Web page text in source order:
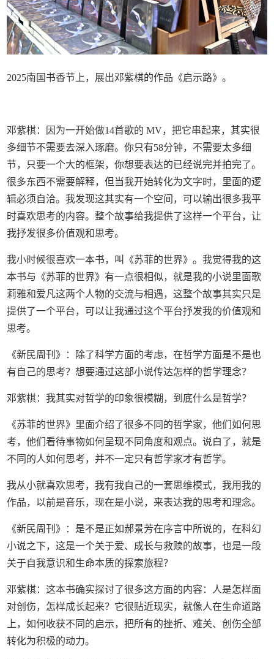
2025南国书香节上，展出邓紫棋的作品《启示路》。
邓紫棋：因为一开始做14首歌的 MV，把它串起来，其实很
多细节不需要去深入琢磨。你只有58分钟，不需要太多细
节，只要一个大的框架，你想要表达的已经说完并拍完了。
很多东西不需要解释，但当我开始转化为文字时，里面的逻
辑必须自洽。我发现这其实有一个空间，可以输出很多我平
时喜欢思考的内容。整个故事给我提供了这样一个平台，让
我抒发很多价值观和思考。
我小时候很喜欢一本书，叫《苏菲的世界》。我觉得我的这
本书与《苏菲的世界》有一点很相似，就是我的小说里面歌
莉雅和爱凡这两个人物的交流与相遇，这整个故事其实只是
提供了一个平台，可以让我通过这个平台抒发我的价值观和
思考。
《新民周刊》：除了科学方面的考虑，在哲学方面是不是也
有自己的思考？想要通过这部小说传达怎样的哲学理念？
邓紫棋：我其实对哲学的印象很模糊，到底什么是哲学？
《苏菲的世界》里面介绍了很多不同的哲学家，他们如何思
考，他们看待事物如何呈现不同角度和观点。说白了，就是
不同的人如何思考，并不一定只有哲学家才有哲学。
我从小就喜欢思考，我有我自己的一套思维模式，我用我的
作品，以前是音乐，现在是小说，来表达我的思考和理念。
《新民周刊》：是不是正如郝景芳在序言中所说的，在科幻
小说之下，这是一个关于爱、成长与救赎的故事，也是一段
关于自我意识和生命本质的探索旅程？
邓紫棋：这本书确实探讨了很多这方面的内容：人是怎样面
对创伤，怎样成长起来？它很贴近现实，就像人在生命道路
上，如何收获不同的启示，把所有的挫折、难关、创伤全部
转化为积极的动力。